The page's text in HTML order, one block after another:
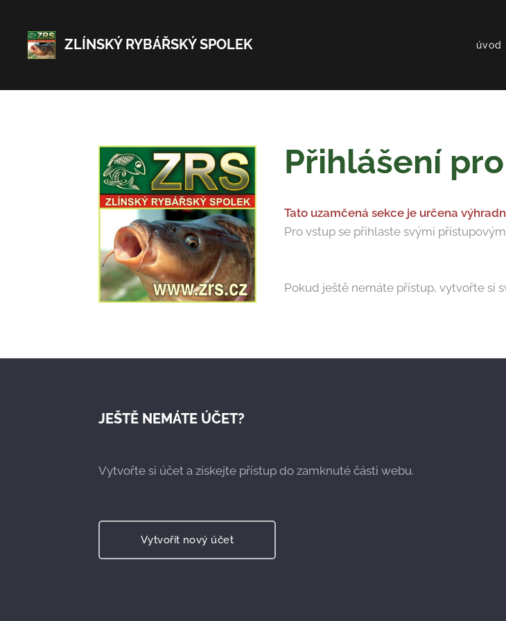
ZLÍNSKÝ RYBÁŘSKÝ SPOLEK úvod
Přihlášení
Tato uzamčená sekce je určena
Pro vstup se přihlaste svými
Pokud ještě nemáte přístup, vytvořte si
JEŠTĚ NEMÁTE ÚČET?
Vytvořte si účet a získejte přístup do zamknuté části webu.
Vytvořit nový účet